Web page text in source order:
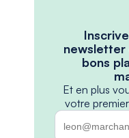
bons
Et en plus
votre